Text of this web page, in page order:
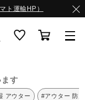
ト運輸HP）
す
アウター #アウター 防